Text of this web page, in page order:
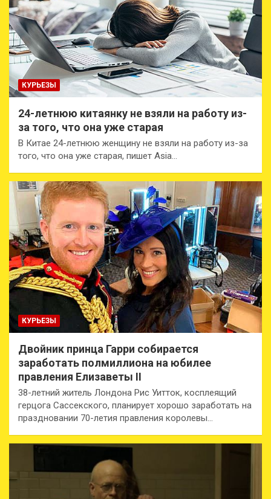
КУРЬЕЗЫ
24-летнюю китаянку не взяли на работу из-
за того, что она уже старая
В Китае 24-летнюю женщину не взяли на работу из-за
того, что она уже старая, пишет Asia…
КУРЬЕЗЫ
Двойник принца Гарри собирается
заработать полмиллиона на юбилее
правления Елизаветы II
38-летний житель Лондона Рис Уитток, косплеящий
герцога Сассекского, планирует хорошо заработать на
праздновании 70-летия правления королевы…